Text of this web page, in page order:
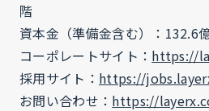
階
資本金（準備金含む）：132.6
コーポレートサイト： https://
採用サイト： https://
お問い合わせ： https://